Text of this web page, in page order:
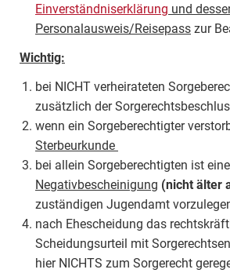
Einverständniserklärung und
Personalausweis/Reisepass zur
Wichtig:
bei NICHT verheirateten
zusätzlich der
wenn ein Sorgeberechtigter
Sterbeurkunde
bei allein Sorgeberechtigten ist eine
Negativbescheinigung (nicht älter
zuständigen Jugendamt
nach Ehescheidung das
Scheidungsurteil mit
hier NICHTS zum Sorgerecht